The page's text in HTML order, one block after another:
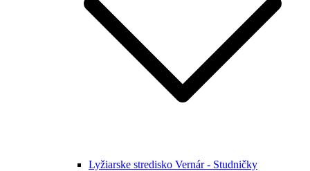
Lyžiarske stredisko Vernár - Studničky